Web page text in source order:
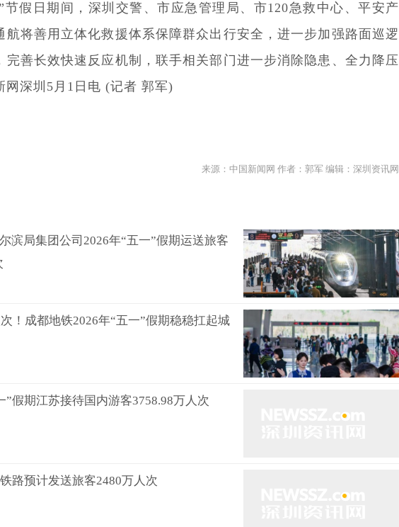
节假日期间，深圳交警、市应急管理局、市120急救中心、平安产
航将善用立体化救援体系保障群众出行安全，进一步加强路面巡逻
完善长效快速反应机制，联手相关部门进一步消除隐患、全力降压
网深圳5月1日电 (记者 郭军)
来源：中国新闻网 作者：郭军 编辑：深圳资讯网
滨局集团公司2026年“五一”假期运送旅客
！成都地铁2026年“五一”假期稳稳扛起城
”假期江苏接待国内游客3758.98万人次
路预计发送旅客2480万人次